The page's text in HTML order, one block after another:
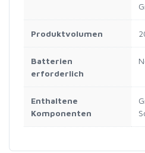
Produktvolumen
Batterien
erforderlich
Enthaltene
Komponenten